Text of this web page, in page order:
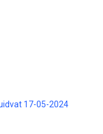
17-05-2024